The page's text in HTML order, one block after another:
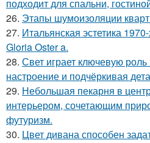
подходит для спальни,
26. Этапы шумоизоляции
27. Итальянская эстетика
Gloria Oster a.
28. Свет играет ключевую
настроение и подчёркивая
29. Небольшая пекарня в
интерьером, сочетающим
футуризм.
30. Цвет дивана способен